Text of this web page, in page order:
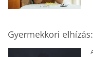
Gyermekkori